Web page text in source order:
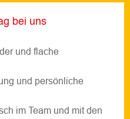
bei uns
und flache
und persönliche
im Team und mit den